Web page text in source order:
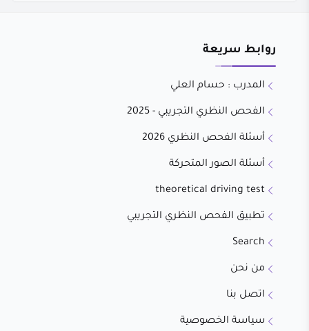
روابط سريعة
المدرب : حسام العلي
الفحص النظري التجريبي - 2025
أسئلة الفحص النظري 2026
أسئلة الصور المتحركة
theoretical driving test
تطبيق الفحص النظري التجريبي
Search
من نحن
اتصل بنا
سياسة الخصوصية